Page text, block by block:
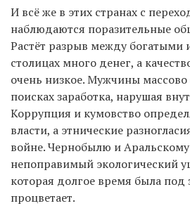
И всё же в этих странах с
наблюдаются поразительные
Растёт разрыв между богатыми
столицах много денег, а
очень низкое. Мужчины
поисках заработка, нарушая
Коррупция и кумовство
власти, а этнические
войне. Чернобылю и
непоправимый экологический
которая долгое время была под
процветает.